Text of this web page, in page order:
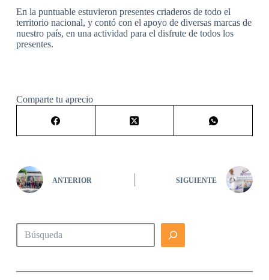
En la puntuable estuvieron presentes criaderos de todo el
territorio nacional, y contó con el apoyo de diversas marcas de
nuestro país, en una actividad para el disfrute de todos los
presentes.
Comparte tu aprecio
ANTERIOR SIGUIENTE
Buscar